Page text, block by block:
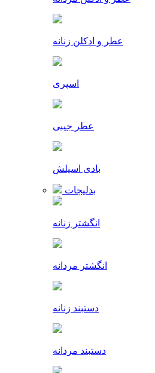
عطر و ادکلن زنانه
اسپری
عطر جیبی
بادی اسپلش
بدلیجات
انگشتر زنانه
انگشتر مردانه
دستبند زنانه
دستبند مردانه